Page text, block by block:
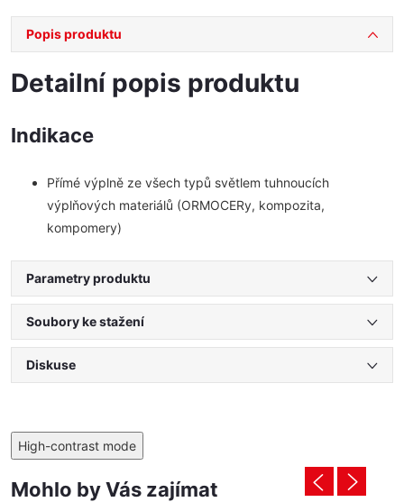
Popis produktu
Detailní popis produktu
Indikace
Přímé výplně ze všech typů světlem tuhnoucích
výplňových materiálů (ORMOCERy, kompozita,
kompomery)
Parametry produktu
Soubory ke stažení
Diskuse
High-contrast mode
Mohlo by Vás zajímat